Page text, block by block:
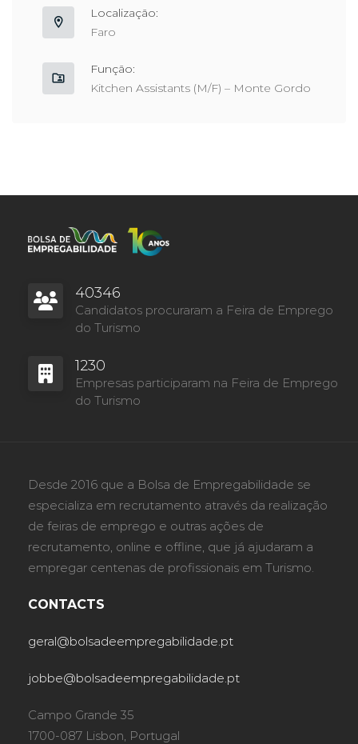
Localização:
Faro
Função:
Kitchen Assistants (M/F) – Monte Gordo
40346
Candidatos procuraram a Feira de Emprego
do Turismo
1230
Empresas participaram na Feira de Emprego
do Turismo
Desde 2016 que a Bolsa de Empregabilidade se
especializa em recrutamento através da realização
de feiras de emprego e outras ações de
recrutamento, online e offline, que já ajudaram a
empregar centenas de profissionais em Turismo.
CONTACTS
geral@bolsadeempregabilidade.pt
jobbe@bolsadeempregabilidade.pt
Campo Grande 35
1700-087 Lisbon, Portugal